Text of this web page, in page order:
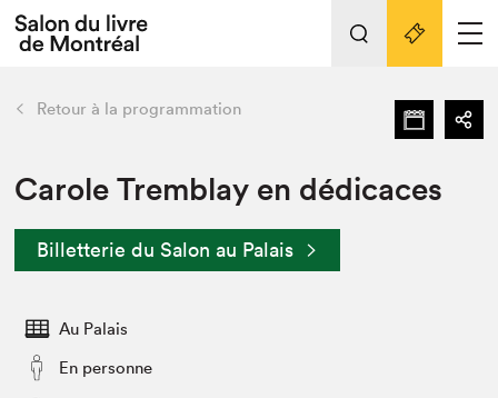
L'événement
Préparer sa visite au Salon
Actualités
SLM PRO
retour Nos activités
Préparer sa visite
Salon dans la ville et en ligne
Liens pratiques
Retour à la programmation
Carole Tremblay en dédicaces
Billetterie du Salon au Palais
Au Palais
En personne